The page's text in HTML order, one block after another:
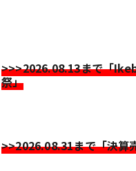
>>>2026.08.13まで「
祭」
>>2026.08.31まで「決算